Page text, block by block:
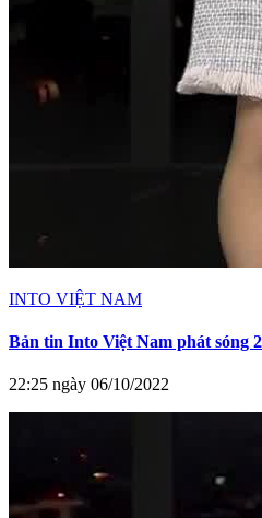
INTO VIỆT NAM
Bản tin Into Việt Nam phát sóng
22:25 ngày 06/10/2022